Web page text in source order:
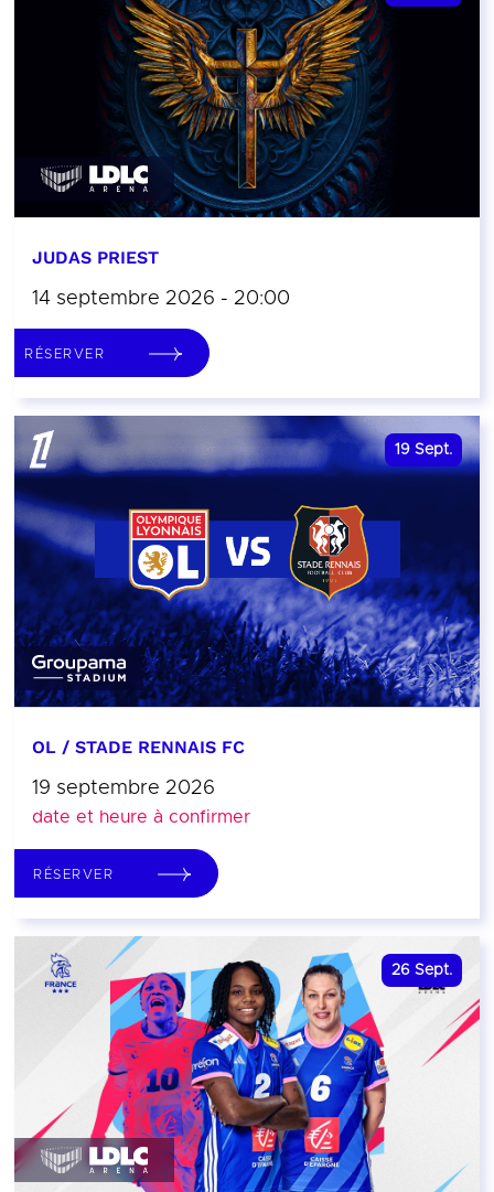
JUDAS PRIEST
14 septembre 2026 - 20:00
RÉSERVER
19 Sept.
OL / STADE RENNAIS FC
19 septembre 2026
date et heure à confirmer
RÉSERVER
26 Sept.